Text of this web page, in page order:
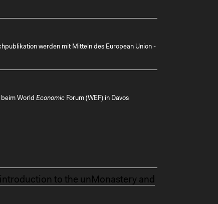
werden mit Mitteln des European Union -
World Economic Forum (WEF) in Davos
to the unMonastery and